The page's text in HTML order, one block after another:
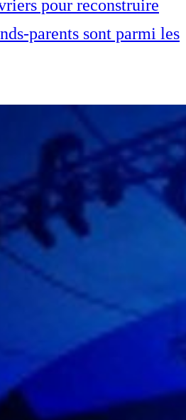
pour reconstruire
parents sont parmi les